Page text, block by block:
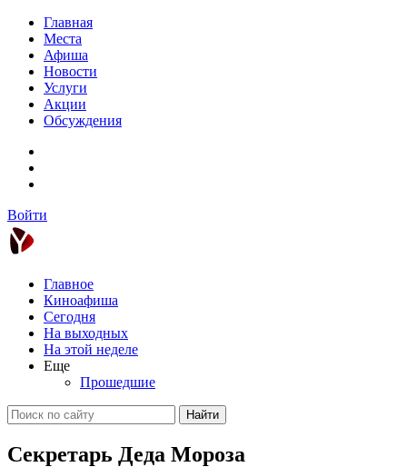
Главная
Места
Афиша
Новости
Услуги
Акции
Обсуждения
Войти
Главное
Киноафиша
Сегодня
На выходных
На этой неделе
Еще
Прошедшие
Найти
Секретарь Деда Мороза